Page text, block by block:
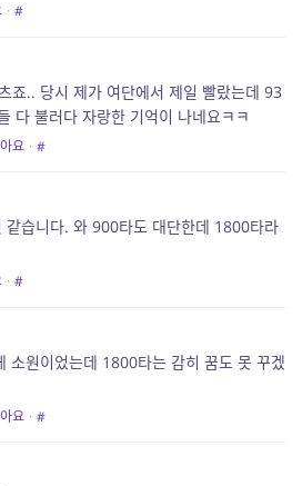
· #
죠.. 당시 제가 여단에서 제일 빨랐는데 93
다 불러다 자랑한 기억이 나네요ㅋㅋ
요 · #
같습니다. 와 900타도 대단한데 1800타라
· #
소원이었는데 1800타는 감히 꿈도 못 꾸겠
요 · #